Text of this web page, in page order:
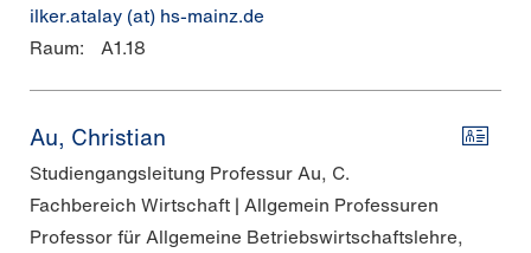
ilker.atalay (at) hs-mainz.de
Raum:
A1.18
Au, Christian
Studiengangsleitung Professur Au, C.
Fachbereich Wirtschaft | Allgemein Professuren
Professor für Allgemeine Betriebswirtschaftslehre,